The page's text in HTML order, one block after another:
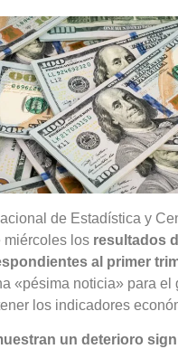
de Estadística y
miércoles los resultados
al primer
«pésima noticia» para el
los indicadores
un deterioro